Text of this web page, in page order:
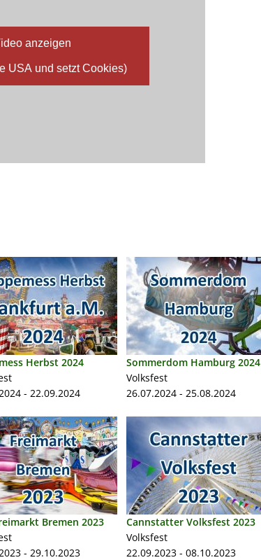
anzeigen
USA und setzt Cookies)
Herbst 2024
- 22.09.2024
Bremen 2023
- 29.10.2023
Sommerdom Hamburg 2024
Volksfest
26.07.2024 - 25.08.2024
Cannstatter Volksfest 2023
Volksfest
22.09.2023 - 08.10.2023